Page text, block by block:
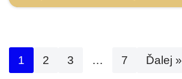
1 2 3 … 7 Ďalej »